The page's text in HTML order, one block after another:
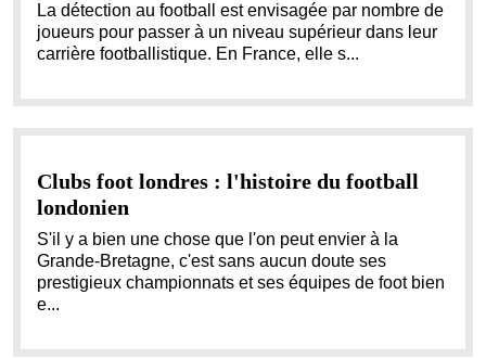
La détection au football est envisagée par nombre de
joueurs pour passer à un niveau supérieur dans leur
carrière footballistique. En France, elle s...
Clubs foot londres : l'histoire du football
londonien
S'il y a bien une chose que l'on peut envier à la
Grande-Bretagne, c'est sans aucun doute ses
prestigieux championnats et ses équipes de foot bien
e...